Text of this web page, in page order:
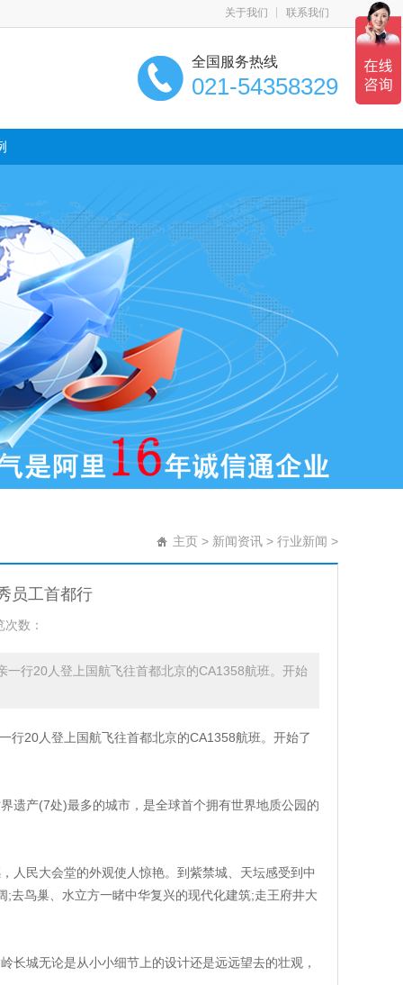
关于我们 联系我们
全国服务热线
021-54358329
主页 > 新闻资讯 > 行业新闻 >
员工首都行
次数：
行20人登上国航飞往首都北京的CA1358航班。开始
行20人登上国航飞往首都北京的CA1358航班。开始了
遗产(7处)最多的城市，是全球首个拥有世界地质公园的
人民大会堂的外观使人惊艳。到紫禁城、天坛感受到中
去鸟巢、水立方一睹中华复兴的现代化建筑;走王府井大
长城无论是从小小细节上的设计还是远远望去的壮观，